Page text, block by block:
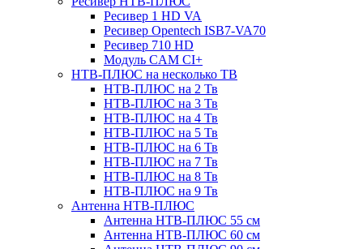
Ресивер 1 HD VA
Ресивер Opentech ISB7-VA70
Ресивер 710 HD
Модуль CAM CI+
НТВ-ПЛЮС на несколько ТВ
НТВ-ПЛЮС на 2 Тв
НТВ-ПЛЮС на 3 Тв
НТВ-ПЛЮС на 4 Тв
НТВ-ПЛЮС на 5 Тв
НТВ-ПЛЮС на 6 Тв
НТВ-ПЛЮС на 7 Тв
НТВ-ПЛЮС на 8 Тв
НТВ-ПЛЮС на 9 Тв
Антенна НТВ-ПЛЮС
Антенна НТВ-ПЛЮС 55 см
Антенна НТВ-ПЛЮС 60 см